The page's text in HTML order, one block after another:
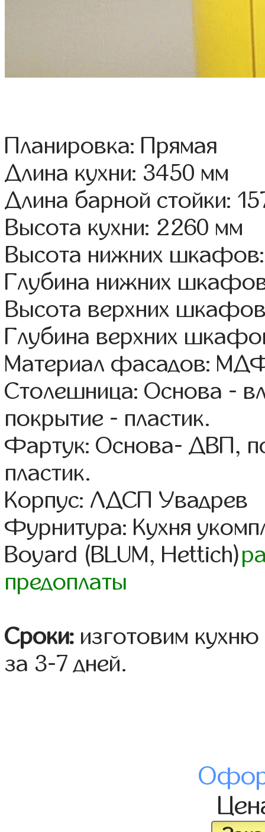
Планировка: Прямая
Длина кухни: 3450 мм
Длина барной стойки:
Высота кухни: 2260 мм
Высота нижних
Глубина нижних
Высота верхних
Глубина верхних
Материал фасадов:
Столешница: Основа -
покрытие - пластик.
Фартук: Основа- ДВП,
пластик.
Корпус: ЛДСП Увадрев
Фурнитура: Кухня
Boyard (BLUM, Hettich)
предоплаты
Сроки: изготовим
за 3-7 дней.